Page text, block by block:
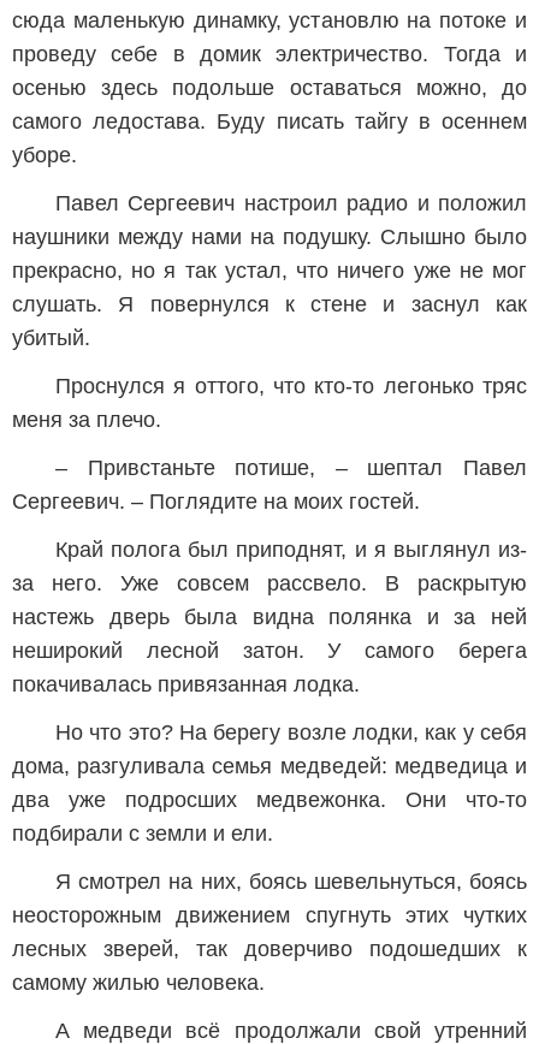
сюда маленькую динамку, установлю на потоке и
проведу себе в домик электричество. Тогда и
осенью здесь подольше оставаться можно, до
самого ледостава. Буду писать тайгу в осеннем
уборе.
Павел Сергеевич настроил радио и положил
наушники между нами на подушку. Слышно было
прекрасно, но я так устал, что ничего уже не мог
слушать. Я повернулся к стене и заснул как
убитый.
Проснулся я оттого, что кто-то легонько тряс
меня за плечо.
– Привстаньте потише, – шептал Павел
Сергеевич. – Поглядите на моих гостей.
Край полога был приподнят, и я выглянул из-
за него. Уже совсем рассвело. В раскрытую
настежь дверь была видна полянка и за ней
неширокий лесной затон. У самого берега
покачивалась привязанная лодка.
Но что это? На берегу возле лодки, как у себя
дома, разгуливала семья медведей: медведица и
два уже подросших медвежонка. Они что-то
подбирали с земли и ели.
Я смотрел на них, боясь шевельнуться, боясь
неосторожным движением спугнуть этих чутких
лесных зверей, так доверчиво подошедших к
самому жилью человека.
А медведи всё продолжали свой утренний